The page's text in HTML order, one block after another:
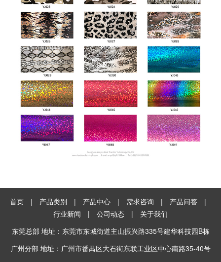
首页 | 产品类别 | 产品中心 | 需求咨询 | 产品问答
|
行业新闻
| 公司动态 |
关于我们
东莞总部 地址：东莞市东城街道主山振兴路335号建华科技园B栋
广州分部 地址：广州市番禺区大石街东联工业区中心南路35-40号